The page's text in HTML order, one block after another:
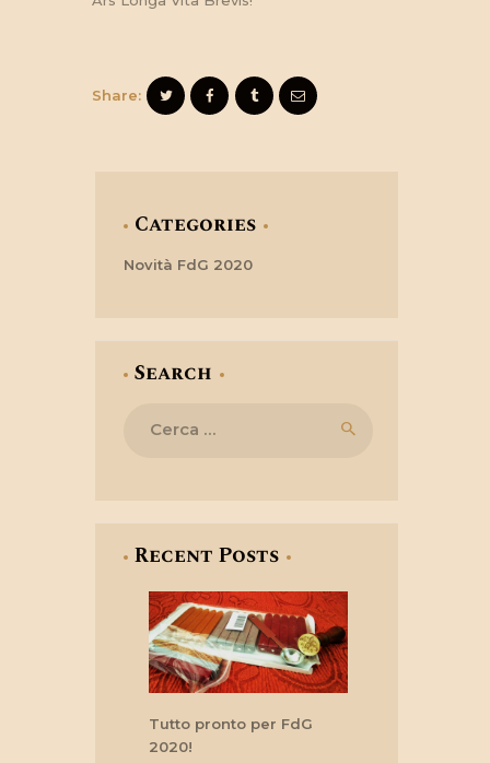
Share:
Categories
Novità FdG 2020
Search
per:
Recent Posts
Tutto pronto per FdG
2020!